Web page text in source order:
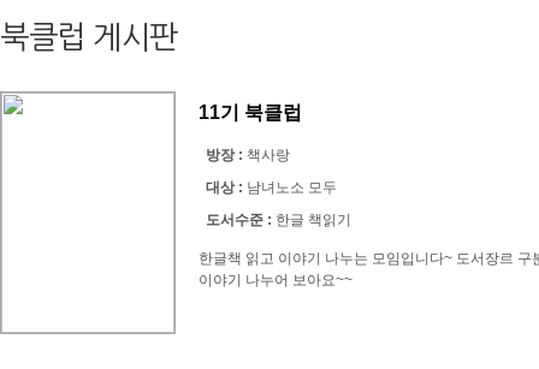
북클럽 게시판
11기 북클럽
방장 : 책사랑
대상 : 남녀노소 모두
도서수준 : 한글 책읽기
한글책 읽고 이야기 나누는 모임입니다~ 도서장르
이야기 나누어 보아요~~